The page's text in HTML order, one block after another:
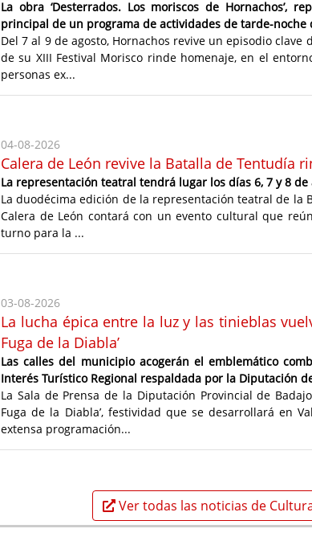
La obra ‘Desterrados. Los moriscos de Hornachos’,
principal de un programa de actividades de tarde-noche
Del 7 al 9 de agosto, Hornachos revive un episodio
de su XIII Festival Morisco rinde homenaje, en el
personas ex...
04-08-2026
Calera de León revive la Batalla de Tentudía
La representación teatral tendrá lugar los días 6, 7 y 8
La duodécima edición de la representación teatral de la
Calera de León contará con un evento cultural que
turno para la ...
03-08-2026
La lucha épica entre la luz y las tinieblas
Fuga de la Diabla’
Las calles del municipio acogerán el emblemático
Interés Turístico Regional respaldada por la Diputación
La Sala de Prensa de la Diputación Provincial de
Fuga de la Diabla’, festividad que se desarrollará en
extensa programación...
Ver todas las noticias de